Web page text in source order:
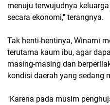
menuju terwujudnya
secara ekonomi," terangnya.
Tak henti-hentinya, Winarni
terutama kaum ibu, agar
masing-masing dan
kondisi daerah yang sedang
"Karena pada musim